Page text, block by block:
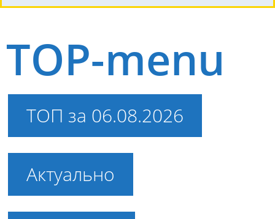
TOP-menu
ТОП за 06.08.2026
Актуально